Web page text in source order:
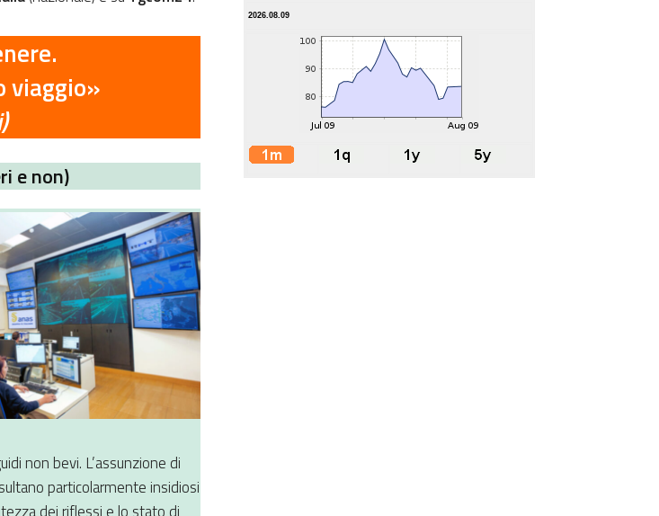
viaggio»
e non)
non bevi. L’assunzione di
particolarmente insidiosi
dei riflessi e lo stato di
2026.08.09